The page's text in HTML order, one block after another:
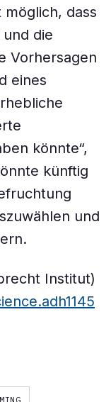
möglich, dass
die
Vorhersagen
eines
könnte“,
künftig
und
Institut)